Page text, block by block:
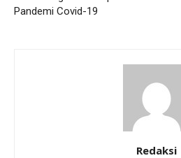
Pandemi Covid-19
Redaksi